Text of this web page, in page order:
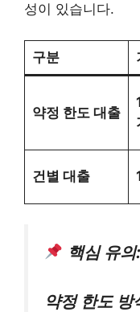
성이 있습니다.
구분
약정 한도 대출
건별 대출
핵심 유의:
약정 한도 방